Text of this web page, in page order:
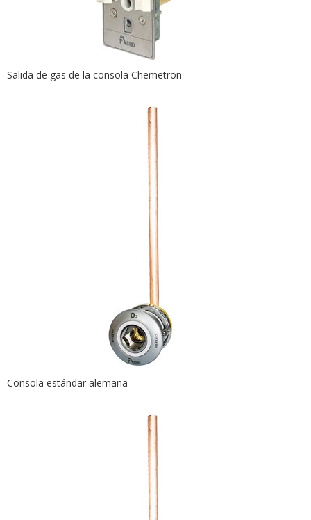
Salida de gas de la consola Chemetron
Consola estándar alemana